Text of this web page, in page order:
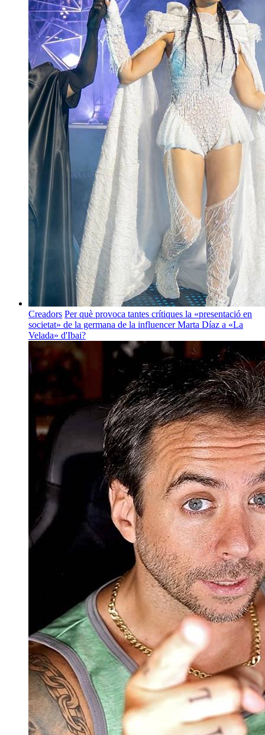
Creadors Per què provoca tantes crítiques la «presentació en
societat» de la germana de la influencer Marta Díaz a «La
Velada» d'Ibai?